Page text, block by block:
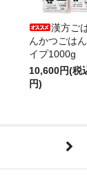
漢方ご
んかつごは
イプ1000g
10,600円(税
円)